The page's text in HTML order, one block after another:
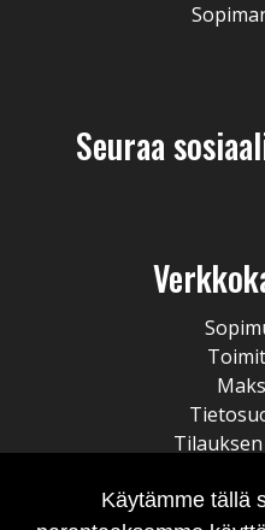
Seuraa
Käytämme tällä